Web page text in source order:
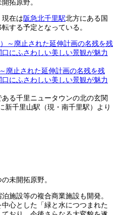
拓原野。
現在は阪急北千里駅北方にある国
する予定となっている。
廃止された延伸計画の名残を残
にふさわしい美しい景観が魅力
る千里ニュータウンの北の玄関
新千里山駅（現・南千里駅）より
未開拓原野。
施設等の複合商業施設も開発。
心とした「緑と水につつまれた